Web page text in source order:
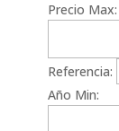
Precio Max:
Referencia:
Año Min: